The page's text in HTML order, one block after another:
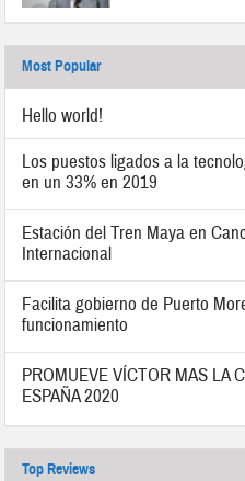
Most Popular
Hello world!
Los puestos ligados a la
en un 33% en 2019
Estación del Tren Maya en
Internacional
Facilita gobierno de Puerto
funcionamiento
PROMUEVE VÍCTOR MAS LA
ESPAÑA 2020
Top Reviews